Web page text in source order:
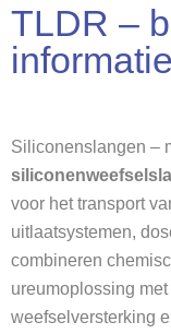
TLDR –
Siliconenslangen –
voor het transport
uitlaatsystemen,
combineren
ureumoplossing
weefselversterking